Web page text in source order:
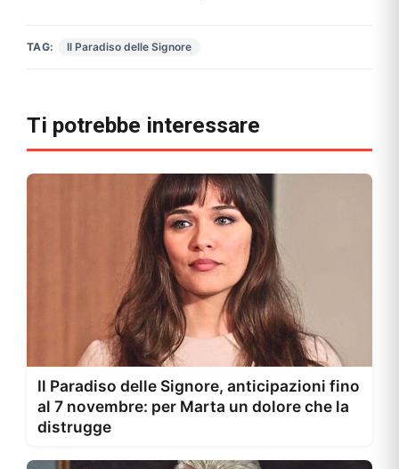
TAG: Il Paradiso delle Signore
Ti potrebbe interessare
Il Paradiso delle Signore, anticipazioni fino
al 7 novembre: per Marta un dolore che la
distrugge